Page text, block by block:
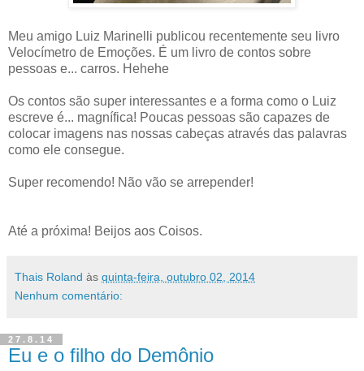
Meu amigo Luiz Marinelli publicou recentemente seu livro
Velocímetro de Emoções. É um livro de contos sobre
pessoas e... carros. Hehehe
Os contos são super interessantes e a forma como o Luiz
escreve é... magnífica! Poucas pessoas são capazes de
colocar imagens nas nossas cabeças através das palavras
como ele consegue.
Super recomendo! Não vão se arrepender!
Até a próxima! Beijos aos Coisos.
Thais Roland às quinta-feira, outubro 02, 2014
Nenhum comentário:
27.8.14
Eu e o filho do Demônio